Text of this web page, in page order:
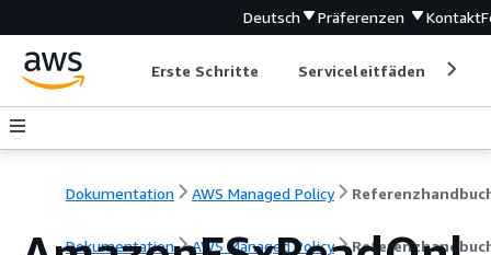
Deutsch Präferenzen Kontakt
Erste Schritte Serviceleitfäden
Dokumentation AWS Managed Policy
Dokumentation AWS Managed Policy